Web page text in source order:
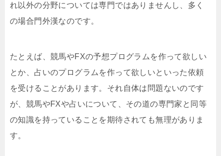
れ以外の分野については専門ではありませんし、多く
の場合門外漢なのです。
たとえば、競馬やFXの予想プログラムを作って欲しい
とか、占いのプログラムを作って欲しいといった依頼
を受けることがあります。それ自体は問題ないのです
が、競馬やFXや占いについて、その道の専門家と同等
の知識を持っていることを期待されても無理がありま
す。